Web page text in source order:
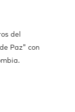
del
Paz" con